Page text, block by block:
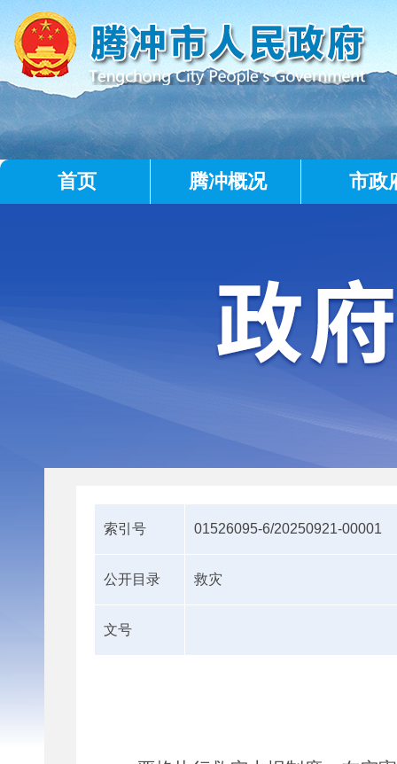
首页 腾冲概况 市政
索引号 01526095-6/20250921-00001
公开目录 救灾
文号